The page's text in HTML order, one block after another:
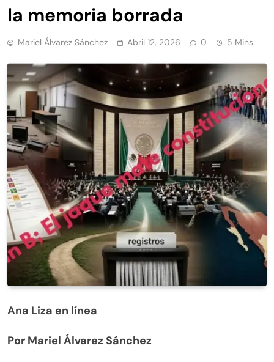
la memoria borrada
Mariel Álvarez Sánchez Abril 12, 2026 0 5 Mins
Ana Liza en línea
Por Mariel Álvarez Sánchez